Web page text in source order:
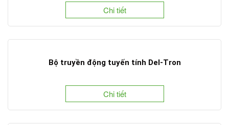
Chi tiết
Bộ truyền động tuyến tính Del-Tron
Chi tiết